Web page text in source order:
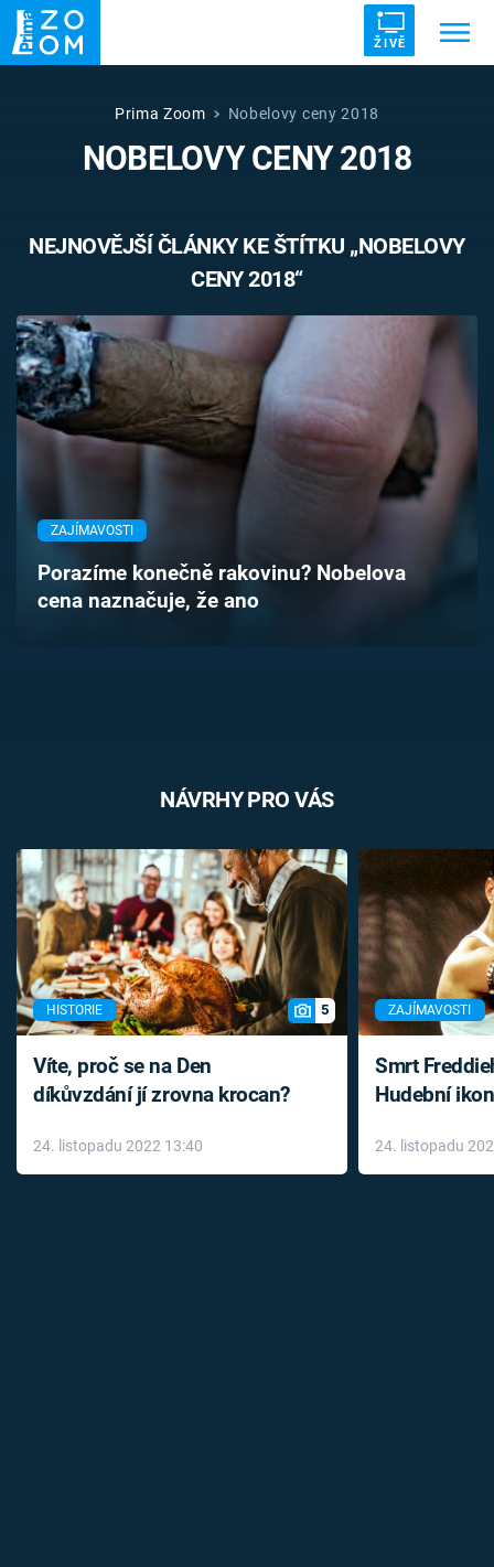
ŽIVĚ
ZRÁDCI DRUHÁ SVĚTOVÁ VÁLKA
VETŘELCI DÁVNOVĚKU
Témata
Pořady
TV Program
Časopis
Sledujte prima+
Prima Zoom Nobelovy ceny 2018
NOBELOVY CENY 2018
NEJNOVĚJŠÍ ČLÁNKY KE ŠTÍTKU „NOBELOVY
CENY 2018“
ZAJÍMAVOSTI
Porazíme konečně rakovinu? Nobelova
cena naznačuje, že ano
NÁVRHY PRO VÁS
HISTORIE 5
Víte, proč se na Den
díkůvzdání jí zrovna krocan?
24. listopadu 2022 13:40
ZAJÍMAVOSTI
Smrt
Hudební
léky
24. listopadu